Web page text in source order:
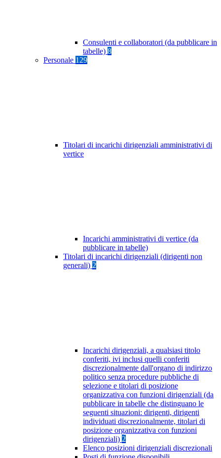
Consulenti e collaboratori (da pubblicare in
tabelle) 8
Personale 129
Titolari di incarichi dirigenziali amministrativi di
vertice
Incarichi amministrativi di vertice (da
pubblicare in tabelle)
Titolari di incarichi dirigenziali (dirigenti non
generali) 2
Incarichi dirigenziali, a qualsiasi titolo
conferiti, ivi inclusi quelli conferiti
discrezionalmente dall'organo di indirizzo
politico senza procedure pubbliche di
selezione e titolari di posizione
organizzativa con funzioni dirigenziali (da
pubblicare in tabelle che distinguano le
seguenti situazioni: dirigenti, dirigenti
individuati discrezionalmente, titolari di
posizione organizzativa con funzioni
dirigenziali) 2
Elenco posizioni dirigenziali discrezionali